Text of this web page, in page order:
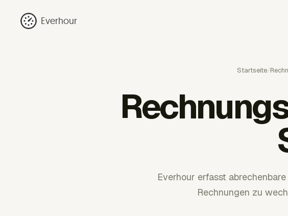
Everhour
Startseite/
Everhour erfasst
Rechnungen zu